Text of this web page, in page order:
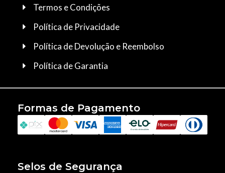
Termos e Condições
Política de Privacidade
Política de Devolução e Reembolso
Política de Garantia
Formas de Pagamento
Selos de Segurança